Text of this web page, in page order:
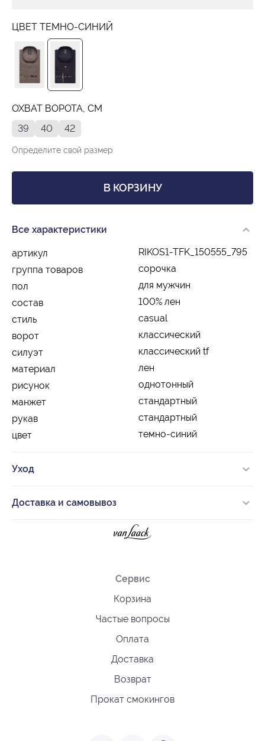
ЦВЕТ ТЕМНО-СИНИЙ
ОХВАТ ВОРОТА, СМ
39
40 42
Определите свой размер
В КОРЗИНУ
Все характеристики
артикул
RIKOS1-TFK_150555_795
группа товаров
сорочка
пол
для мужчин
состав
100% лен
стиль
casual
ворот
классический
силуэт
классический tf
материал
лен
рисунок
однотонный
манжет
стандартный
рукав
стандартный
цвет
темно-синий
Уход
Доставка и самовывоз
Сервис
Корзина
Частые вопросы
Оплата
Доставка
Возврат
Прокат смокингов